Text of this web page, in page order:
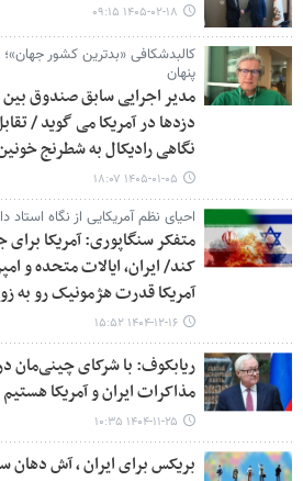
۱۴۰۵-۰۲-۱۸ ۰۹:۱۵
کالبدشکافی «بدترین کشور جهان»؛
پنهان
مدیر اجرایی سابق صندوق
دزدها در آمریکا می گوید /
نگاهی رادیکال به شطرنج
۱۴۰۵-۰۱-۰۵ ۱۸:۰۷
احیای نظم آمریکایی از نگاه استاد
متفکر سنگاپوری: آمریکا
کند/ ایران، ایالات متحده و
آمریکا قدرت هژمونیک رو به
۱۴۰۴-۱۲-۱۶ ۱۵:۵۲
ریابکوف: با شرکای چینی‌مان
مذاکرات ایران و آمریکا هستیم
۱۴۰۴-۱۱-۲۵ ۱۰:۳۵
بریکس برای ایران ، آش